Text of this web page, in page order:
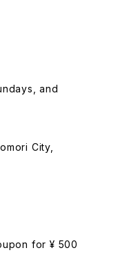
and
City,
for ¥ 500